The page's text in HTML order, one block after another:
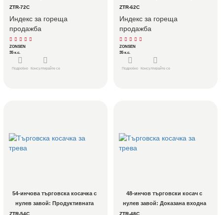
Високопроизводителна флота
ZTR-72C
Индекс за гореща
продажба
ZONSEN
35 к.с.
Подробно Консултирайте се
ефективност за операции с
ZTR-62C
Индекс за гореща
продажба
ZONSEN
35 к.с.
Подробно Консултирайте се
54-инчова търговска косачка с
нулев завой: Продуктивната
златна среда за търговски екипи
ZTR-54C
48-инчов търговски косач с
нулев завой: Доказана входна
точка за търговски автопаркове
ZTR-48C